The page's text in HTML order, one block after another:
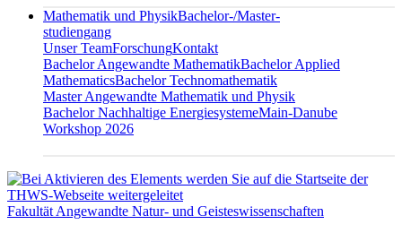
Mathematik und PhysikBachelor-/Master-
studiengang
Unser TeamForschungKontakt
Bachelor Angewandte MathematikBachelor Applied
MathematicsBachelor Technomathematik
Master Angewandte Mathematik und Physik
Bachelor Nachhaltige EnergiesystemeMain-Danube
Workshop 2026
Fakultät Angewandte Natur- und Geisteswissenschaften